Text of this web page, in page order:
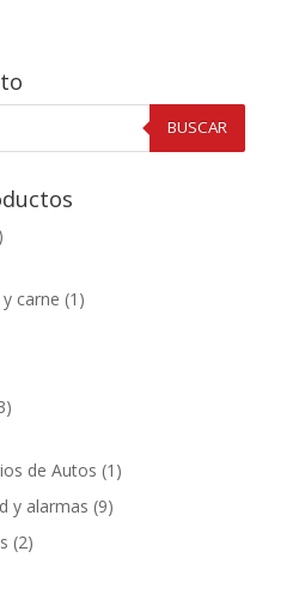
BUSCAR
carne (1)
de Autos (1)
y alarmas (9)
(2)